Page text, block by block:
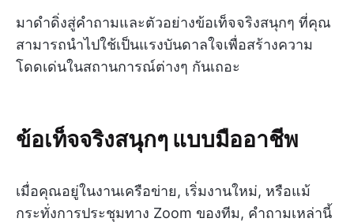
มาดำดิ่งสู่คำถามและตัวอย่างข้อเท็จจริงสนุกๆ ที่คุณ
สามารถนำไปใช้เป็นแรงบันดาลใจเพื่อสร้างความ
โดดเด่นในสถานการณ์ต่างๆ กันเถอะ
ข้อเท็จจริงสนุกๆ แบบมืออาชีพ
เมื่อคุณอยู่ในงานเครือข่าย, เริ่มงานใหม่, หรือแม้
กระทั่งการประชุมทาง Zoom ของทีม, คำถามเหล่านี้